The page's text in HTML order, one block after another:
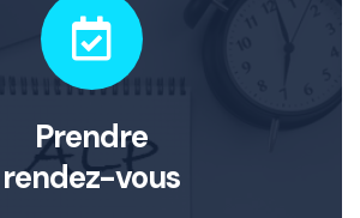
Prendre
rendez-vous